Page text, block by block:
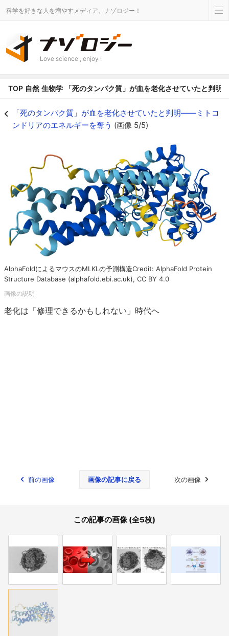
科学を好きな人を増やすメディア、ナゾロジー！
Love science , enjoy !
TOP 自然 生物学 「死のタンパク質」が血を老化させていたと判
「死のタンパク質」が血を老化させていたと判明――ミトコ
ンドリアのエネルギーを奪う (画像 5/5)
AlphaFoldによるマウスのMLKLの予測構造Credit: AlphaFold Protein
Structure Database (alphafold.ebi.ac.uk), CC BY 4.0
老化は「修理できるかもしれない」時代へ
前の画像 画像の記事に戻る 次の画像
この記事の画像 (全5枚)